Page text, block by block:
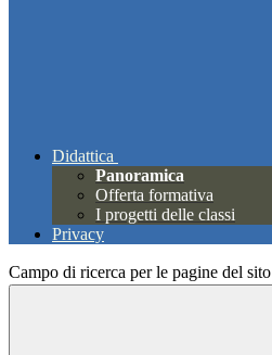
Didattica
Panoramica
Offerta formativa
I progetti delle classi
Privacy
Campo di ricerca per le pagine del sito